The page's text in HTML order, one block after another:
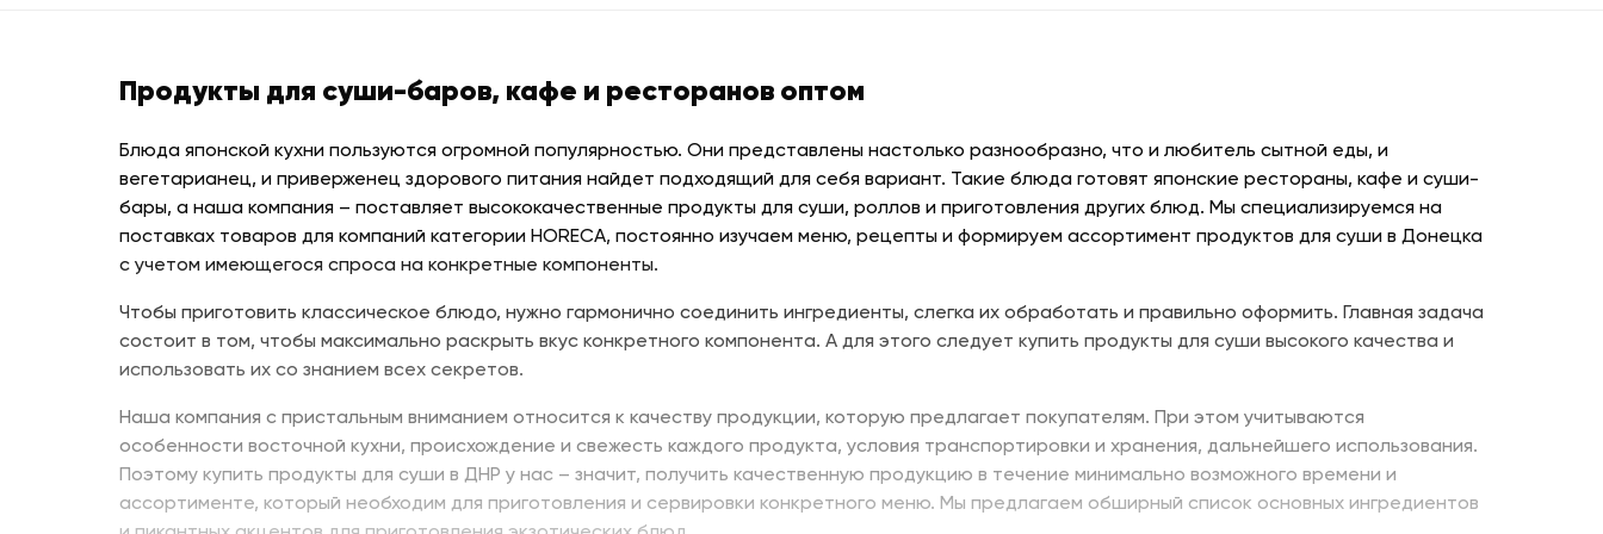
Продукты для суши-баров, кафе и ресторанов оптом
Блюда японской кухни пользуются огромной популярностью. Они представлены настолько разнообразно, что и любитель сытной еды, и
вегетарианец, и приверженец здорового питания найдет подходящий для себя вариант. Такие блюда готовят японские рестораны, кафе и суши-
бары, а наша компания – поставляет высококачественные продукты для суши, роллов и приготовления других блюд. Мы специализируемся на
поставках товаров для компаний категории HORECA, постоянно изучаем меню, рецепты и формируем ассортимент продуктов для суши в Донецка
с учетом имеющегося спроса на конкретные компоненты.
Чтобы приготовить классическое блюдо, нужно гармонично соединить ингредиенты, слегка их обработать и правильно оформить. Главная задача
состоит в том, чтобы максимально раскрыть вкус конкретного компонента. А для этого следует купить продукты для суши высокого качества и
использовать их со знанием всех секретов.
Наша компания с пристальным вниманием относится к качеству продукции, которую предлагает покупателям. При этом учитываются
особенности восточной кухни, происхождение и свежесть каждого продукта, условия транспортировки и хранения, дальнейшего использования.
Поэтому купить продукты для суши в ДНР у нас – значит, получить качественную продукцию в течение минимально возможного времени и
ассортименте, который необходим для приготовления и сервировки конкретного меню. Мы предлагаем обширный список основных ингредиентов